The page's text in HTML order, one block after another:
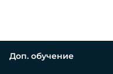
Доп. обучение